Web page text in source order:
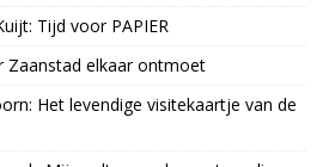
Tijd voor PAPIER
Zaanstad elkaar ontmoet
Het levendige visitekaartje van de